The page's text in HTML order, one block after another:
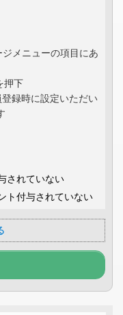
メニューの項目にあ
押下
録時に設定いただい
されていない
ト付与されていない